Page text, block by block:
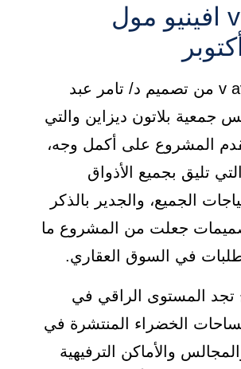
تصميم v افينيو مول
v avenue mall من تصميم د/ تامر عبد
جمعية بلاتون ديزاين والتي
المشروع على أكمل وجه،
تليق بجميع الأذواق
الجميع، والجدير بالذكر
جعلت من المشروع ما
في السوق العقاري.
تجد المستوى الراقي في
الخضراء المنتشرة في
والأماكن الترفيهية